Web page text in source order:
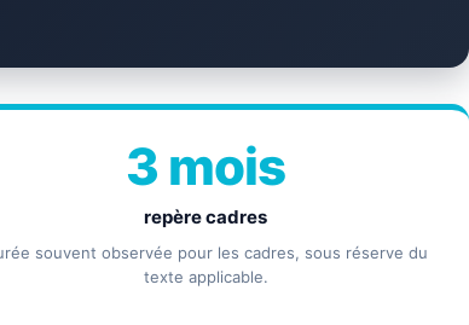
3 mois
repère cadres
souvent observée pour les cadres, sous réserve du
texte applicable.